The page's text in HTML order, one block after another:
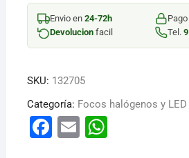
cantidad
Envio en 24-72h Pago
Devolucionfacil Tel.
SKU: 132705
Categoría: Focos halógenos y
F E W